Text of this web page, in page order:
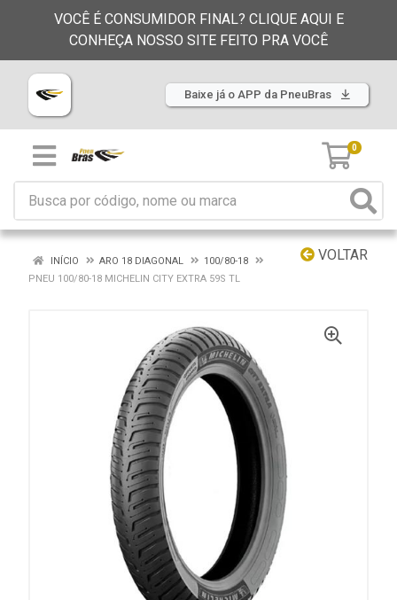
VOCÊ É CONSUMIDOR FINAL? CLIQUE AQUI E
CONHEÇA NOSSO SITE FEITO PRA VOCÊ
Baixe já o APP da PneuBras
0
VOLTAR
INÍCIO ARO 18 DIAGONAL
100/80-18
PNEU 100/80-18 MICHELIN CITY EXTRA 59S TL